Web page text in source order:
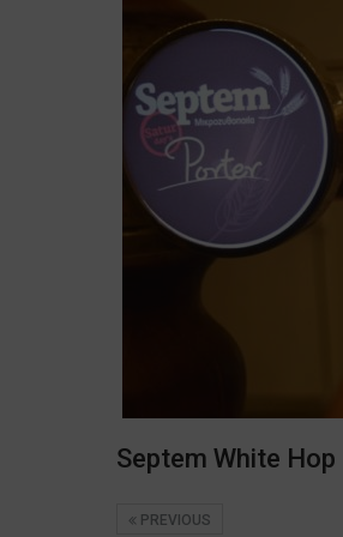
Septem White Hop
PREVIOUS